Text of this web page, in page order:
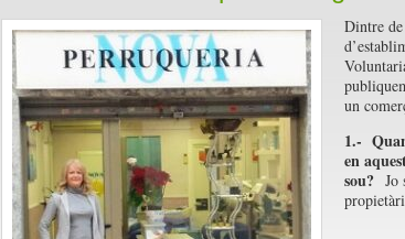
Dintre
un
1.-
en
sou? Jo